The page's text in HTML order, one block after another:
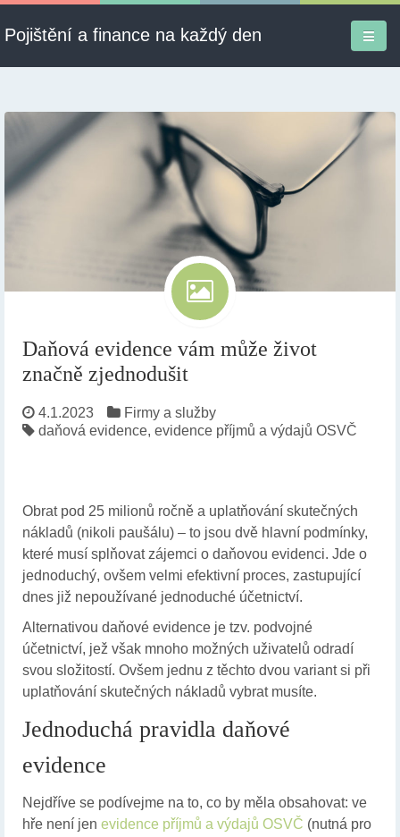
Pojištění a finance na každý den
Informace
Pojištění
Daňová evidence vám může život
značně zjednodušit
4.1.2023
Firmy a služby
daňová evidence, evidence příjmů a výdajů OSVČ
Obrat pod 25 milionů ročně a uplatňování skutečných
nákladů (nikoli paušálu) – to jsou dvě hlavní podmínky,
které musí splňovat zájemci o daňovou evidenci. Jde o
jednoduchý, ovšem velmi efektivní proces, zastupující
dnes již nepoužívané jednoduché účetnictví.
Alternativou daňové evidence je tzv. podvojné
účetnictví, jež však mnoho možných uživatelů odradí
svou složitostí. Ovšem jednu z těchto dvou variant si při
uplatňování skutečných nákladů vybrat musíte.
Jednoduchá pravidla daňové
evidence
Nejdříve se podívejme na to, co by měla obsahovat: ve
hře není jen evidence příjmů a výdajů OSVČ (nutná pro